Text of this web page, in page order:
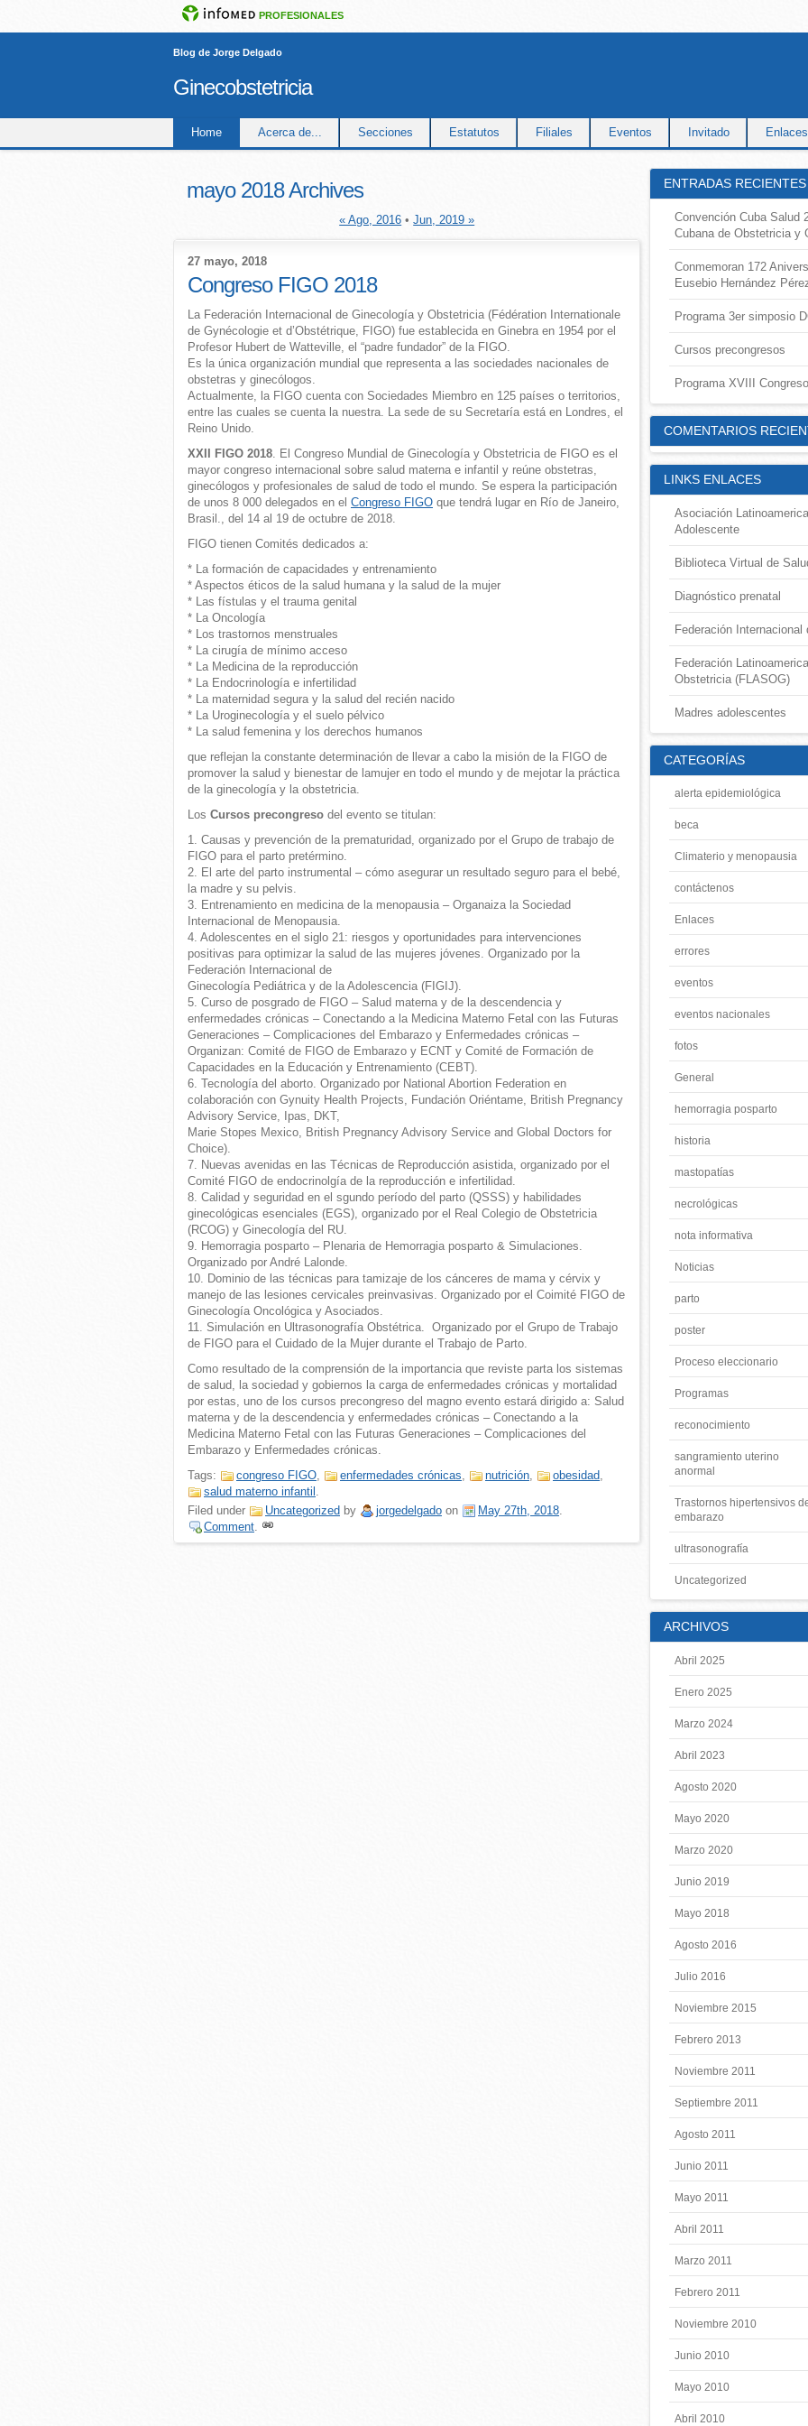
PROFESIONALES
Blog de Jorge Delgado
Ginecobstetricia
Home Acerca de... Secciones Estatutos Filiales Eventos Invitado Enlaces
mayo 2018 Archives
« Ago, 2016 •Jun, 2019 »
27 mayo, 2018
Congreso FIGO 2018
La Federación Internacional de Ginecología y Obstetricia (Fédération Internationale
de Gynécologie et d’Obstétrique, FIGO) fue establecida en Ginebra en 1954 por el
Profesor Hubert de Watteville, el “padre fundador” de la FIGO.
Es la única organización mundial que representa a las sociedades nacionales de
obstetras y ginecólogos.
Actualmente, la FIGO cuenta con Sociedades Miembro en 125 países o territorios,
entre las cuales se cuenta la nuestra. La sede de su Secretaría está en Londres, el
Reino Unido.
XXII FIGO 2018. El Congreso Mundial de Ginecología y Obstetricia de FIGO es el
mayor congreso internacional sobre salud materna e infantil y reúne obstetras,
ginecólogos y profesionales de salud de todo el mundo. Se espera la participación
de unos 8 000 delegados en el Congreso FIGO que tendrá lugar en Río de Janeiro,
Brasil., del 14 al 19 de octubre de 2018.
FIGO tienen Comités dedicados a:
* La formación de capacidades y entrenamiento
* Aspectos éticos de la salud humana y la salud de la mujer
* Las fístulas y el trauma genital
* La Oncología
* Los trastornos menstruales
* La cirugía de mínimo acceso
* La Medicina de la reproducción
* La Endocrinología e infertilidad
* La maternidad segura y la salud del recién nacido
* La Uroginecología y el suelo pélvico
* La salud femenina y los derechos humanos
que reflejan la constante determinación de llevar a cabo la misión de la FIGO de
promover la salud y bienestar de lamujer en todo el mundo y de mejotar la práctica
de la ginecología y la obstetricia.
Los Cursos precongreso del evento se titulan:
1. Causas y prevención de la prematuridad, organizado por el Grupo de trabajo de
FIGO para el parto pretérmino.
2. El arte del parto instrumental – cómo asegurar un resultado seguro para el bebé,
la madre y su pelvis.
3. Entrenamiento en medicina de la menopausia – Organaiza la Sociedad
Internacional de Menopausia.
4. Adolescentes en el siglo 21: riesgos y oportunidades para intervenciones
positivas para optimizar la salud de las mujeres jóvenes. Organizado por la
Federación Internacional de
Ginecología Pediátrica y de la Adolescencia (FIGIJ).
5. Curso de posgrado de FIGO – Salud materna y de la descendencia y
enfermedades crónicas – Conectando a la Medicina Materno Fetal con las Futuras
Generaciones – Complicaciones del Embarazo y Enfermedades crónicas –
Organizan: Comité de FIGO de Embarazo y ECNT y Comité de Formación de
Capacidades en la Educación y Entrenamiento (CEBT).
6. Tecnología del aborto. Organizado por National Abortion Federation en
colaboración con Gynuity Health Projects, Fundación Oriéntame, British Pregnancy
Advisory Service, Ipas, DKT,
Marie Stopes Mexico, British Pregnancy Advisory Service and Global Doctors for
Choice).
7. Nuevas avenidas en las Técnicas de Reproducción asistida, organizado por el
Comité FIGO de endocrinolgía de la reproducción e infertilidad.
8. Calidad y seguridad en el sgundo período del parto (QSSS) y habilidades
ginecológicas esenciales (EGS), organizado por el Real Colegio de Obstetricia
(RCOG) y Ginecología del RU.
9. Hemorragia posparto – Plenaria de Hemorragia posparto & Simulaciones.
Organizado por André Lalonde.
10. Dominio de las técnicas para tamizaje de los cánceres de mama y cérvix y
manejo de las lesiones cervicales preinvasivas. Organizado por el Coimité FIGO de
Ginecología Oncológica y Asociados.
11. Simulación en Ultrasonografía Obstétrica. Organizado por el Grupo de Trabajo
de FIGO para el Cuidado de la Mujer durante el Trabajo de Parto.
Como resultado de la comprensión de la importancia que reviste parta los sistemas
de salud, la sociedad y gobiernos la carga de enfermedades crónicas y mortalidad
por estas, uno de los cursos precongreso del magno evento estará dirigido a: Salud
materna y de la descendencia y enfermedades crónicas – Conectando a la
Medicina Materno Fetal con las Futuras Generaciones – Complicaciones del
Embarazo y Enfermedades crónicas.
Tags:
congreso FIGO, enfermedades crónicas, nutrición, obesidad,
salud materno infantil .
Filed under
Uncategorized by jorgedelgado on May 27th, 2018.
Comment.
ENTRADAS RECIENTES
Convención Cuba Salud
Cubana de Obstetricia y
Conmemoran 172
Eusebio Hernández
Programa 3er simposio
Cursos precongresos
Programa XVIII Congreso
COMENTARIOS
LINKS ENLACES
Asociación
Adolescente
Biblioteca Virtual de
Diagnóstico prenatal
Federación
Federación
Obstetricia (FLASOG)
Madres adolescentes
CATEGORÍAS
alerta epidemiológica
beca
Climaterio y menopausia
contáctenos
Enlaces
errores
eventos
eventos nacionales
fotos
General
hemorragia posparto
historia
mastopatías
necrológicas
nota informativa
Noticias
parto
poster
Proceso eleccionario
Programas
reconocimiento
sangramiento uterino
anormal
Trastornos hipertensivos
embarazo
ultrasonografía
Uncategorized
ARCHIVOS
Abril 2025
Enero 2025
Marzo 2024
Abril 2023
Agosto 2020
Mayo 2020
Marzo 2020
Junio 2019
Mayo 2018
Agosto 2016
Julio 2016
Noviembre 2015
Febrero 2013
Noviembre 2011
Septiembre 2011
Agosto 2011
Junio 2011
Mayo 2011
Abril 2011
Marzo 2011
Febrero 2011
Noviembre 2010
Junio 2010
Mayo 2010
Abril 2010